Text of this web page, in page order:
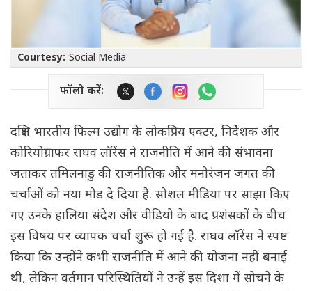
Courtesy: Social Media
फॉलो करें:
दक्षिण भारतीय फिल्म उद्योग के लोकप्रिय एक्टर, निर्देशक और
कोरियोग्राफर राघव लॉरेंस ने राजनीति में आने की संभावना
जताकर तमिलनाडु की राजनीतिक और मनोरंजन जगत की
चर्चाओं को नया मोड़ दे दिया है. सोशल मीडिया पर साझा किए
गए उनके हालिया संदेश और वीडियो के बाद प्रशंसकों के बीच
इस विषय पर व्यापक चर्चा शुरू हो गई है. राघव लॉरेंस ने स्पष्ट
किया कि उन्होंने कभी राजनीति में आने की योजना नहीं बनाई
थी, लेकिन वर्तमान परिस्थितियों ने उन्हें इस दिशा में सोचने के